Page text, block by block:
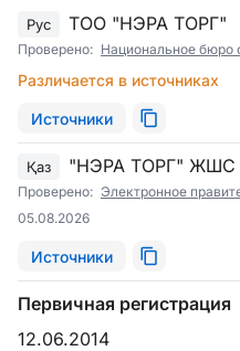
Рус ТОО "НЭРА ТОРГ"
Проверено: Национальное бюро
Различается в источниках
Источники
Қаз "НЭРА ТОРГ" ЖШС
Проверено: Электронное
05.08.2026
Источники
Первичная регистрация
12.06.2014